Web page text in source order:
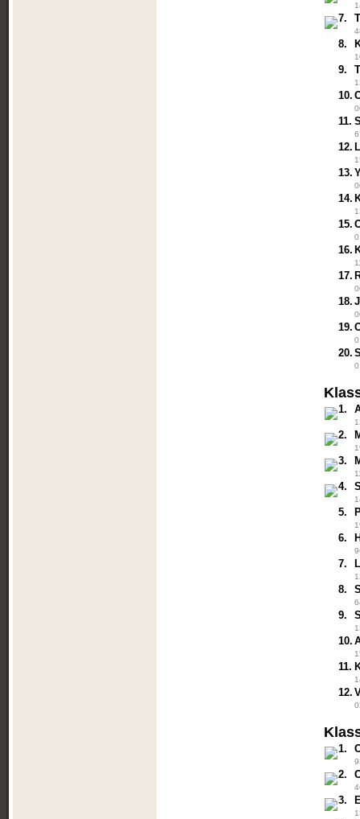
7.
8.
9.
10.
11.
12.
13.
14.
15.
16.
17.
18.
19.
20.
1.
2.
3.
4.
5.
6.
7.
8.
9.
10.
11.
12.
1.
2.
3.